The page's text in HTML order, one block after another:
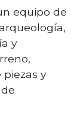
equipo de
y
y